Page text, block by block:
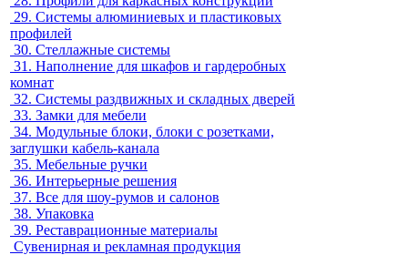
29. Системы алюминиевых и пластиковых
профилей
30. Стеллажные системы
31. Наполнение для шкафов и гардеробных
комнат
32. Системы раздвижных и складных дверей
33. Замки для мебели
34. Модульные блоки, блоки с розетками,
заглушки кабель-канала
35. Мебельные ручки
36. Интерьерные решения
37. Все для шоу-румов и салонов
38. Упаковка
39. Реставрационные материалы
Сувенирная и рекламная продукция